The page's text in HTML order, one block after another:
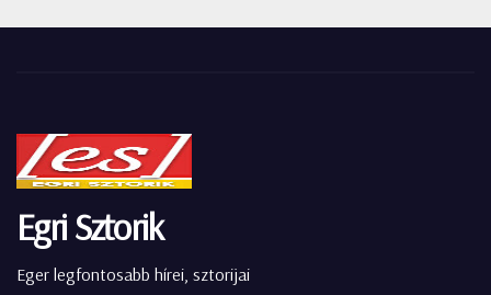
Egri Sztorik
Eger legfontosabb hírei, sztorijai